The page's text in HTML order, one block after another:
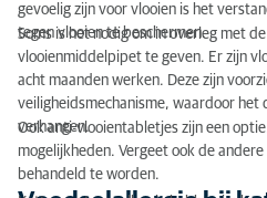
gevoelig zijn voor vlooien is het
tegen vlooien te beschermen.
Soms is het nodig om in overleg met
vlooienmiddelpipet te geven. Er zijn
acht maanden werken. Deze zijn
veiligheidsmechanisme, waardoor het
verhangen.
Ook anti-vlooientabletjes zijn een
mogelijkheden. Vergeet ook de
behandeld te worden.